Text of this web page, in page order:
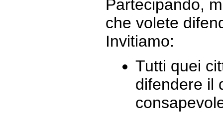
Partecipando,
che volete
Invitiamo:
Tutti quei
difendere il